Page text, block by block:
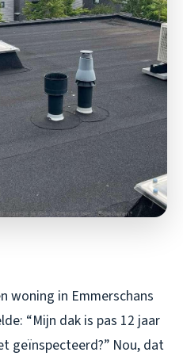
woning in Emmerschans
“Mijn dak is pas 12 jaar
geïnspecteerd?” Nou, dat